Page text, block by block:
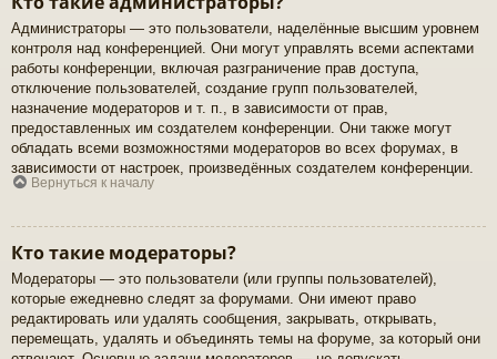
Администраторы — это пользователи, наделённые высшим уровнем
контроля над конференцией. Они могут управлять всеми аспектами
работы конференции, включая разграничение прав доступа,
отключение пользователей, создание групп пользователей,
назначение модераторов и т. п., в зависимости от прав,
предоставленных им создателем конференции. Они также могут
обладать всеми возможностями модераторов во всех форумах, в
зависимости от настроек, произведённых создателем конференции.
Вернуться к началу
Кто такие модераторы?
Модераторы — это пользователи (или группы пользователей),
которые ежедневно следят за форумами. Они имеют право
редактировать или удалять сообщения, закрывать, открывать,
перемещать, удалять и объединять темы на форуме, за который они